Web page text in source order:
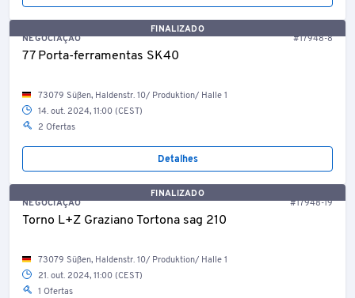
FINALIZADO
NEGOCIAÇÃO
#17948-8
77 Porta-ferramentas SK40
73079 Süßen, Haldenstr. 10/ Produktion/ Halle 1
14. out. 2024, 11:00 (CEST)
2 Ofertas
Detalhes
FINALIZADO
NEGOCIAÇÃO
#17948-19
Torno L+Z Graziano Tortona sag 210
73079 Süßen, Haldenstr. 10/ Produktion/ Halle 1
21. out. 2024, 11:00 (CEST)
1 Ofertas